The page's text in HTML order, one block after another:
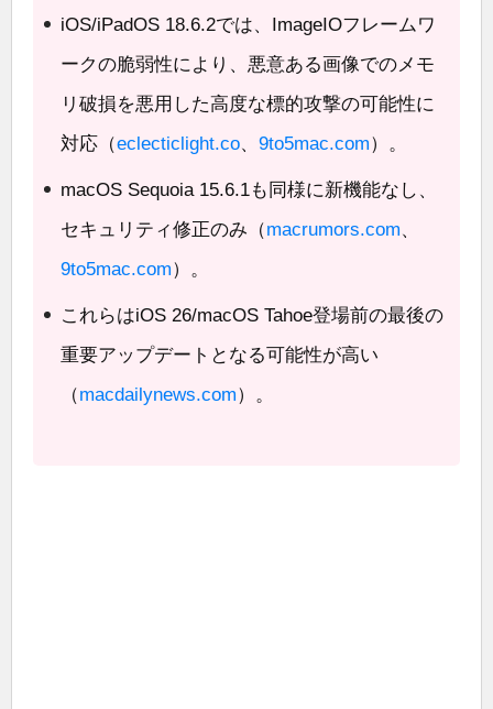
iOS/iPadOS 18.6.2では、ImageIOフレームワ
ークの脆弱性により、悪意ある画像でのメモ
リ破損を悪用した高度な標的攻撃の可能性に
対応（eclecticlight.co、 9to5mac.com）。
macOS Sequoia 15.6.1も同様に新機能なし、
セキュリティ修正のみ（macrumors.com、
9to5mac.com）。
これらはiOS 26/macOS Tahoe登場前の最後の
重要アップデートとなる可能性が高い
（macdailynews.com）。